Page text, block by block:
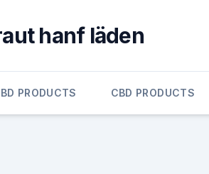
hanf läden
PRODUCTS CBD PRODUCTS